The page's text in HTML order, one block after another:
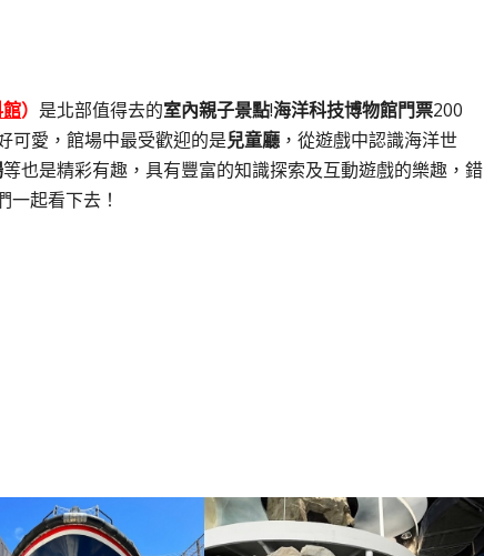
） 是北部值得去的室內親子景點!海洋科技博物館門票200
可愛，館場中最受歡迎的是兒童廳 ，從遊戲中認識海洋世
等也是精彩有趣，具有豐富的知識探索及互動遊戲的樂趣，錯
一起看下去！